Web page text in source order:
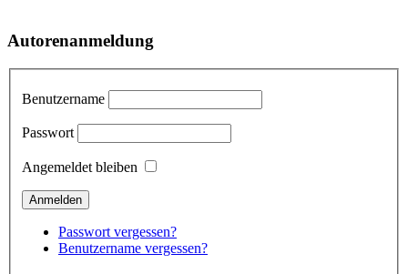
Autorenanmeldung
Benutzername
Passwort
Angemeldet bleiben
Passwort vergessen?
Benutzername vergessen?